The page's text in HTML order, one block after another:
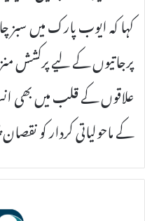
کہا کہ ایوب پارک میں سبز
پرجاتیوں کے لیے پرکشش
علاقوں کے قلب میں بھی
کے ماحولیاتی کردار کو